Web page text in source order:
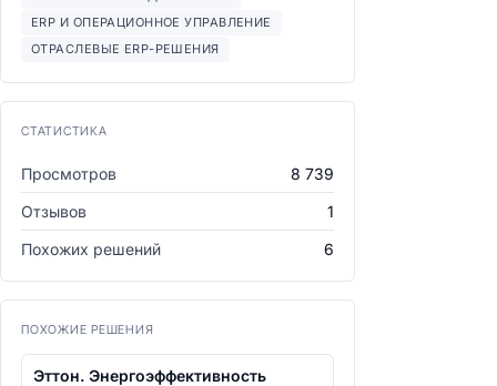
ERP И ОПЕРАЦИОННОЕ УПРАВЛЕНИЕ
ОТРАСЛЕВЫЕ ERP-РЕШЕНИЯ
СТАТИСТИКА
Просмотров
8 739
Отзывов
1
Похожих решений
6
ПОХОЖИЕ РЕШЕНИЯ
Эттон. Энергоэффективность